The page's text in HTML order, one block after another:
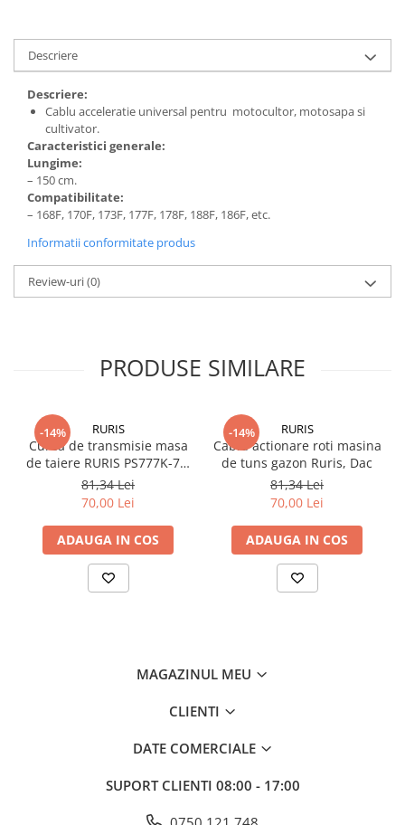
Piese motocoase 2T
Piese motocoase 4T
Piese motocositoare
Piese motocultoare
Piese motopompa
Piese pompe
Consumabile
Acumulator
Bujii
Consumabile drujbe
Mobilitate
Uz Casnic
Aparat umplut carnati
Masini de tocat carne
Descriere
Descriere:
Cablu acceleratie universal pentru motocultor, motosapa si
cultivator.
Caracteristici generale:
Lungime:
– 150 cm.
Compatibilitate:
– 168F, 170F, 173F, 177F, 178F, 188F, 186F, etc.
Informatii conformitate produs
Review-uri(0)
PRODUSE SIMILARE
-14% RURIS
Curea de transmisie masa
de taiere RURIS PS777K-76,
pentru motocositori Ruris
DAC 777K
81,34 Lei
70,00 Lei
ADAUGA IN COS
-14% RURIS
Cablu actionare roti masina
de tuns gazon Ruris, Dac
81,34 Lei
70,00 Lei
ADAUGA IN COS
MAGAZINUL MEU
CLIENTI
DATE COMERCIALE
SUPORT CLIENTI 08:00 - 17:00